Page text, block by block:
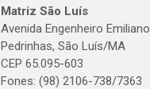
Matriz São Luís
Avenida Engenheiro
Pedrinhas, São Luís/MA
CEP 65.095-603
Fones: (98) 2106-738/7363